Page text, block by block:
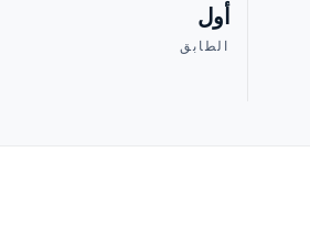
أول
الطابق